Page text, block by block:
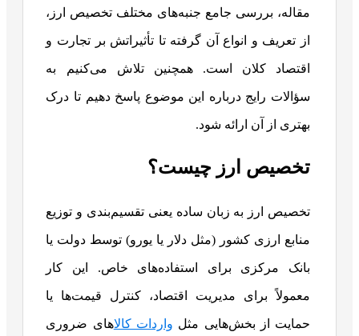
مقاله، بررسی جامع جنبه‌های مختلف تخصیص ارز،
از تعریف و انواع آن گرفته تا تأثیراتش بر تجارت و
اقتصاد کلان است. همچنین تلاش می‌کنیم به
سؤالات رایج درباره این موضوع پاسخ دهیم تا درک
بهتری از آن ارائه شود.
تخصیص ارز چیست؟
تخصیص ارز به زبان ساده یعنی تقسیم‌بندی و توزیع
منابع ارزی کشور (مثل دلار یا یورو) توسط دولت یا
بانک مرکزی برای استفاده‌های خاص. این کار
معمولاً برای مدیریت اقتصاد، کنترل قیمت‌ها یا
حمایت از بخش‌هایی مثل واردات کالاهای ضروری